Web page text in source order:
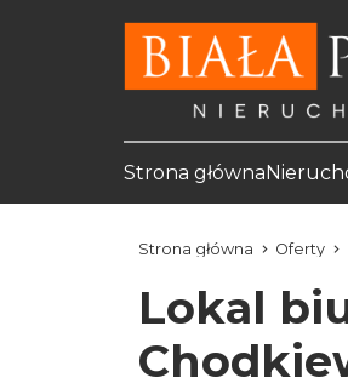
Strona główna
Strona główna Oferty
Lokal